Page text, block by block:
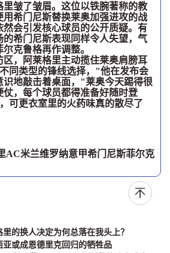
皱了皱眉。这位以铁腕著称的教
用希门尼斯替换莱奥加强进攻的战
然会引发核心球员的公开质疑。有
的希门尼斯表现同样令人失望，气
克鲁格再作调整。
，阿莱格里主动揽住莱奥肩膀耳
同类型的锋线选择，"他在发布会
识地敲击着桌面，"莱奥今天踢得很
仗，每个球员都得准备好随时登
可更衣室里的火药味真的散尽了
AC米兰维罗纳意甲希门尼斯菲尔克
的换人决定为何总落在我头上？
或成恩德里克回归的牺牲品